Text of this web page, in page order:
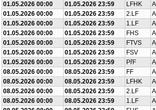
01.05.2026 00:00
01.05.2026 23:59 LFHK
01.05.2026 00:00
01.05.2026 23:59 2.LF
01.05.2026 00:00
01.05.2026 23:59 1.LF
01.05.2026 00:00
01.05.2026 23:59 FHS
01.05.2026 00:00
01.05.2026 23:59 FTVS
01.05.2026 00:00
01.05.2026 23:59 FSV
01.05.2026 00:00
01.05.2026 23:59 PřF
08.05.2026 00:00
08.05.2026 23:59 FF
08.05.2026 00:00
08.05.2026 23:59 LFHK
08.05.2026 00:00
08.05.2026 23:59 2.LF
08.05.2026 00:00
08.05.2026 23:59 1.LF